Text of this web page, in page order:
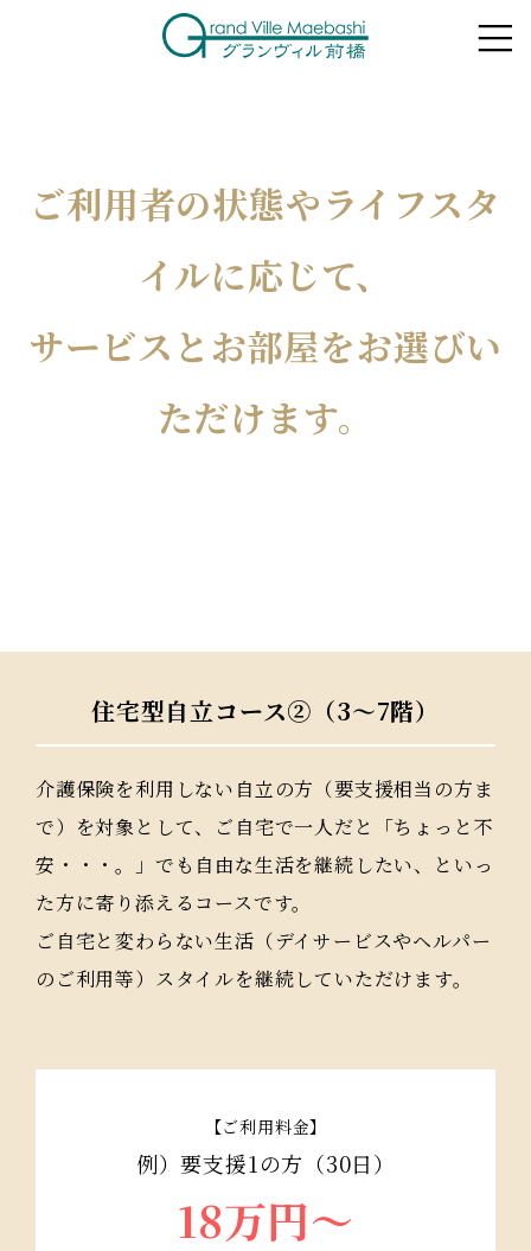
ご利用者の状態やライフスタ
イルに応じて、
サービスとお部屋をお選びい
ただけます。
住宅型自立コース②（3～7階）
介護保険を利用しない自立の方（要支援相当の方ま
で）を対象として、ご自宅で一人だと「ちょっと不
安・・・。」でも自由な生活を継続したい、といっ
た方に寄り添えるコースです。
ご自宅と変わらない生活（デイサービスやヘルパー
のご利用等）スタイルを継続していただけます。
【ご利用料金】
例）要支援1の方（30日）
18万円〜